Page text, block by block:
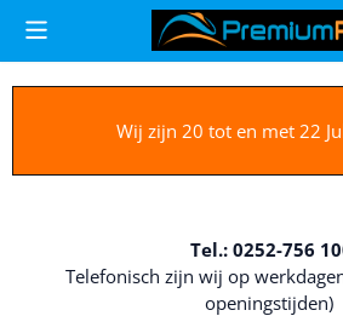
Cookievoorkeuren zijn beschikbaar.
Wij zijn 20 tot en met 22
Tel.: 0252-756
Telefonisch zijn wij op
openingstijden)